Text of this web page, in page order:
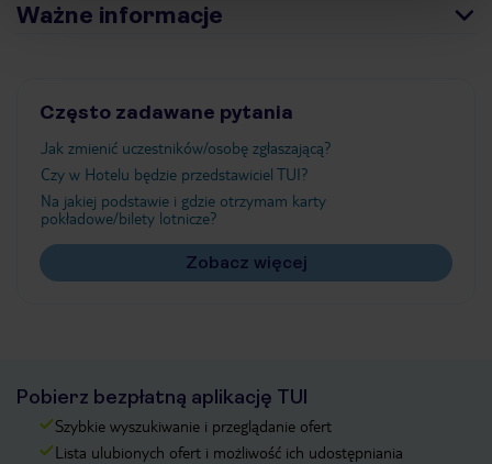
Ważne informacje
Często zadawane pytania
Jak zmienić uczestników/osobę zgłaszającą?
Czy w Hotelu będzie przedstawiciel TUI?
Na jakiej podstawie i gdzie otrzymam karty
pokładowe/bilety lotnicze?
Zobacz więcej
Pobierz bezpłatną aplikację TUI
Szybkie wyszukiwanie i przeglądanie ofert
Lista ulubionych ofert i możliwość ich udostępniania